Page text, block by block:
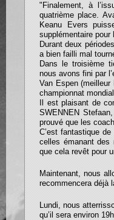
"Finalement, à
quatrième place.
Keanu Evers
supplémentaire pour
Durant deux
a bien failli mal
Dans le troisième
nous avons fini par
Van Espen
championnat
Il est plaisant de
SWENNEN
prouvé que les
C’est fantastique
celles émanant des
que cela revêt pour
Maintenant, nous
recommencera déjà
Lundi, nous
qu’il sera environ